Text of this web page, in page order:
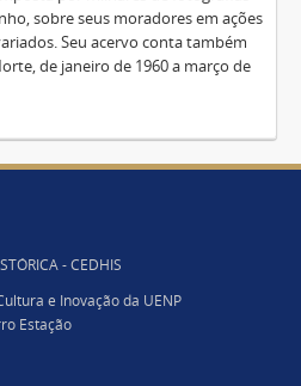
sobre seus moradores em ações
Seu acervo conta também
de janeiro de 1960 a março de
- CEDHIS
e Inovação da UENP
Estação